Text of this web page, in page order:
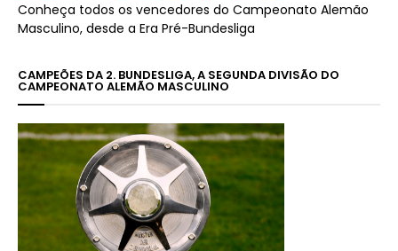
Conheça todos os vencedores do Campeonato Alemão
Masculino, desde a Era Pré-Bundesliga
CAMPEÕES DA 2. BUNDESLIGA, A SEGUNDA DIVISÃO DO
CAMPEONATO ALEMÃO MASCULINO